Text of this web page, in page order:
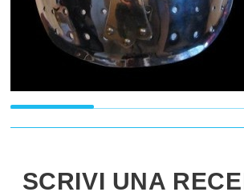
SCRIVI UNA